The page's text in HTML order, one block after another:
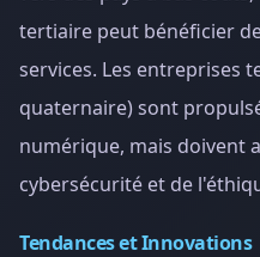
tertiaire peut bénéficier
services. Les entreprises
quaternaire) sont
numérique, mais doivent
cybersécurité et de
Tendances et Innovations